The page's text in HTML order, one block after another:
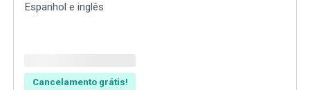
Espanhol e inglês
Cancelamento grátis!